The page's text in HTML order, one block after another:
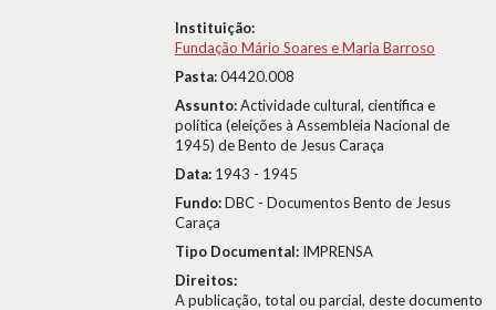
Instituição:
Fundação Mário Soares e Maria Barroso
Pasta:04420.008
Assunto:Actividade cultural, científica e
política (eleições à Assembleia Nacional de
1945) de Bento de Jesus Caraça
Data: 1943 - 1945
Fundo:DBC - Documentos Bento de Jesus
Caraça
Tipo Documental: IMPRENSA
Direitos:
A publicação, total ou parcial, deste documento